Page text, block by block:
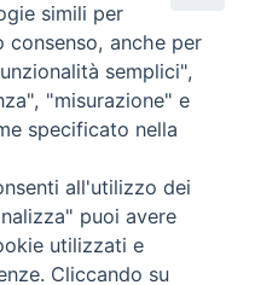
Arezzo
simili per
anche per
semplici",
"misurazione" e
specificato nella
all'utilizzo dei
puoi avere
utilizzati e
Cliccando su